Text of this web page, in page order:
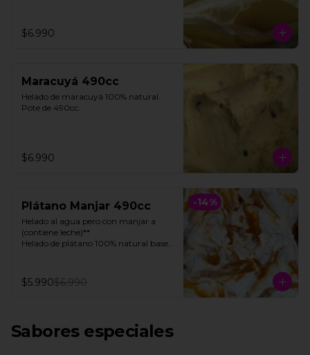
$6.990
Maracuyá 490cc
Helado de maracuyá 100% natural.
Pote de 490cc.
$6.990
-14%
Plátano Manjar 490cc
Helado al agua pero con manjar a
(contiene leche)**
Helado de plátano 100% natural base
**FOTO REFERENCIAL**
$5.990$6.990
Sabores especiales